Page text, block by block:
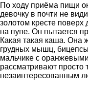
По ходу приёма пищи
девочку в почти не
золотом кресте поверх
на пупе. Он пытается
Какая такая каша. Она
грудных мышц,
мальчике с
рассматривают просто
незаинтересованным